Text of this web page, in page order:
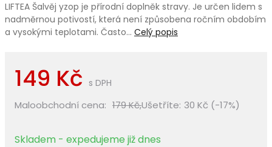
LIFTEA Šalvěj yzop je přírodní doplněk stravy. Je určen lidem s
nadměrnou potivostí, která není způsobena ročním obdobím
a vysokými teplotami. Často… Celý popis
149 Kč s DPH
Maloobchodní cena: 179 Kč,Ušetříte: 30 Kč (-17%)
Skladem - expedujeme již dnes